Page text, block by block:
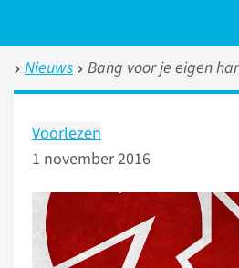
Nieuws Bang voor je eigen
Voorlezen
1 november 2016